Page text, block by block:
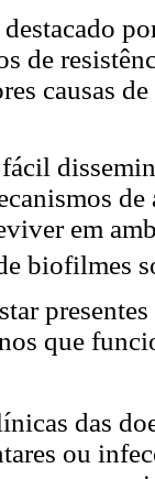
destacado
de
causas
em
biofilmes
que
das
ou